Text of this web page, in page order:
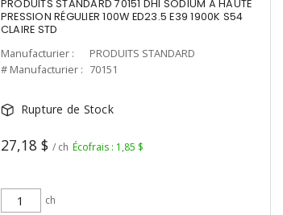
PRODUITS STANDARD 70151 DHI SODIUM À HAUTE
PRESSION RÉGULIER 100W ED23.5 E39 1900K S54
CLAIRE STD
Manufacturier :
PRODUITS STANDARD
# Manufacturier : 70151
Rupture de Stock
27,18 $ / ch Écofrais : 1,85 $
ch